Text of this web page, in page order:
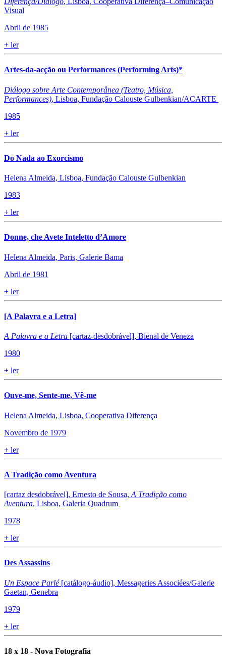
Visual
Abril de 1985
+ ler
Artes-da-acção ou Performances (Performing Arts)*
Diálogo sobre Arte Contemporânea (Teatro, Música,
Performances), Lisboa, Fundação Calouste Gulbenkian/ACARTE
1985
+ ler
Do Nada ao Exorcismo
Helena Almeida, Lisboa, Fundação Calouste Gulbenkian
1983
+ ler
Donne, che Avete Inteletto d’Amore
Helena Almeida, Paris, Galerie Bama
Abril de 1981
+ ler
[A Palavra e a Letra]
A Palavra e a Letra [cartaz-desdobrável], Bienal de Veneza
1980
+ ler
Ouve-me, Sente-me, Vê-me
Helena Almeida, Lisboa, Cooperativa Diferença
Novembro de 1979
+ ler
A Tradição como Aventura
[cartaz desdobrável], Ernesto de Sousa, A Tradição como
Aventura, Lisboa, Galeria Quadrum
1978
+ ler
Des Assassins
Un Espace Parlé [catálogo-áudio], Messageries Associées/Galerie
Gaetan, Genebra
1979
+ ler
18 x 18 - Nova Fotografia